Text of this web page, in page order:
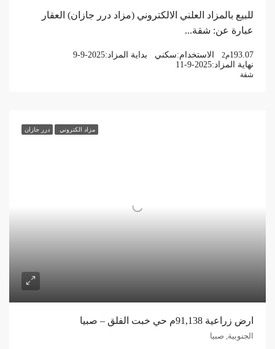
للبيع بالمزاد العلني الالكتروني (مزاد درر جازان) العقار
عبارة عن: شقة...
193.07م2 الاستخدام:سكني بداية المزاد:9-9-2025
نهاية المزاد:11-9-2025
شقة
مزاد الكتروني درر جازان
ارض زراعية 91,138م حي خبت الفلق – صبيا
الجنوبية, صبيا